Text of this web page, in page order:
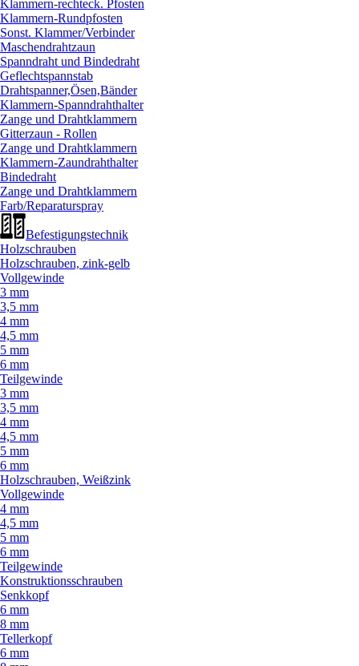
Klammern-rechteck. Pfosten
Klammern-Rundpfosten
Sonst. Klammer/Verbinder
Maschendrahtzaun
Spanndraht und Bindedraht
Geflechtspannstab
Drahtspanner,Ösen,Bänder
Klammern-Spanndrahthalter
Zange und Drahtklammern
Gitterzaun - Rollen
Zange und Drahtklammern
Klammern-Zaundrahthalter
Bindedraht
Zange und Drahtklammern
Farb/Reparaturspray
Befestigungstechnik
Holzschrauben
Holzschrauben, zink-gelb
Vollgewinde
3 mm
3,5 mm
4 mm
4,5 mm
5 mm
6 mm
Teilgewinde
3 mm
3,5 mm
4 mm
4,5 mm
5 mm
6 mm
Holzschrauben, Weißzink
Vollgewinde
4 mm
4,5 mm
5 mm
6 mm
Teilgewinde
Konstruktionsschrauben
Senkkopf
6 mm
8 mm
Tellerkopf
6 mm